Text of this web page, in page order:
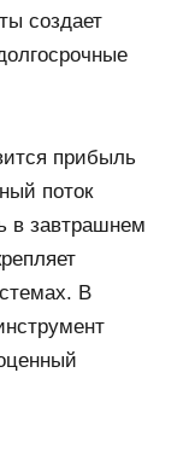
создает
прибыль
поток
в завтрашнем
В